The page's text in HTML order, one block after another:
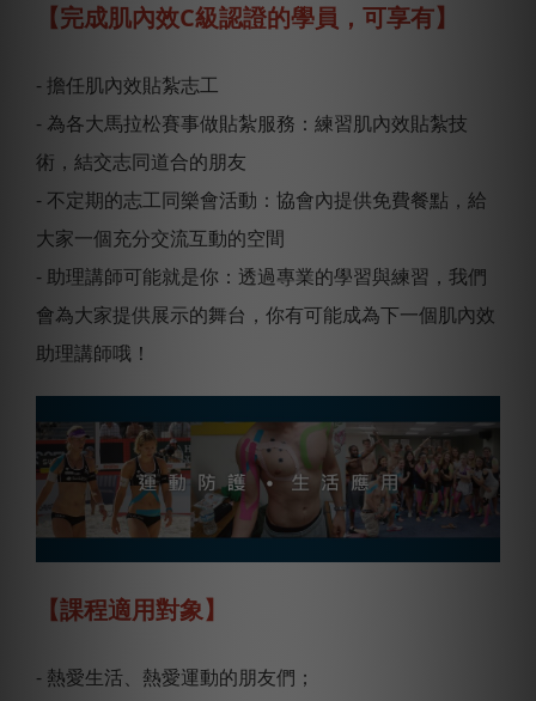
【完成肌內效C級認證的學員，可享有】
- 擔任肌內效貼紮志工
- 為各大馬拉松賽事做貼紮服務：練習肌內效貼紮技
術，結交志同道合的朋友
- 不定期的志工同樂會活動：協會內提供免費餐點，給
大家一個充分交流互動的空間
- 助理講師可能就是你：透過專業的學習與練習，我們
會為大家提供展示的舞台，你有可能成為下一個肌內效
助理講師哦！
【課程適用對象】
- 熱愛生活、熱愛運動的朋友們；